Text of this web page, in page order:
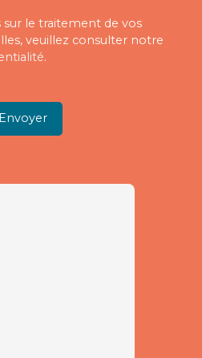
sur le traitement de vos
veuillez consulter notre
.
Envoyer